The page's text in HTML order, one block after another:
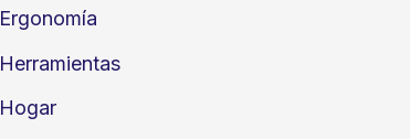
Ergonomía
Herramientas
Hogar